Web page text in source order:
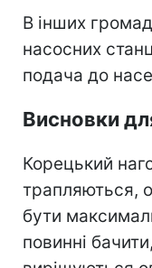
В інших
насосних
подача до
Висновки
Корецький
трапляються,
бути
повинні